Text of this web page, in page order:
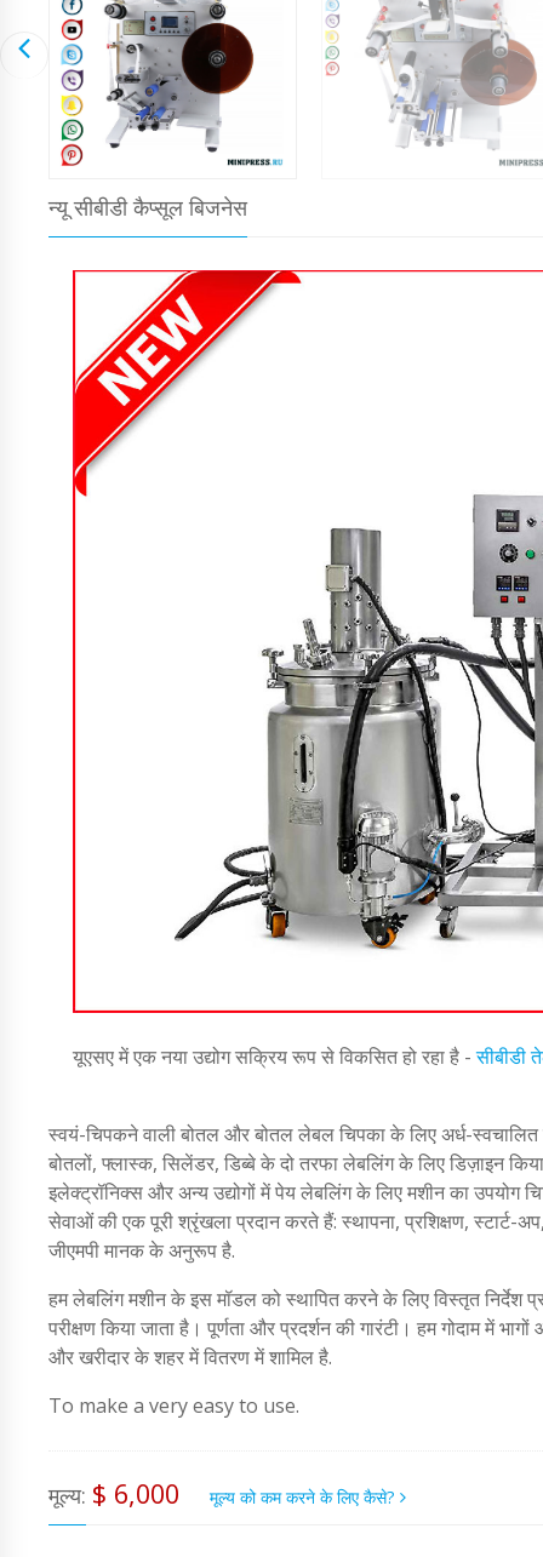
न्यू सीबीडी कैप्सूल बिजनेस
यूएसए में एक नया उद्योग सक्रिय रूप से विकसित हो रहा है -सीबीडी
स्वयं-चिपकने वाली बोतल और बोतल लेबल चिपका के लिए अर्ध-
बोतलों, फ्लास्क, सिलेंडर, डिब्बे के दो तरफा लेबलिंग के लिए डिज़ाइन
इलेक्ट्रॉनिक्स और अन्य उद्योगों में पेय लेबलिंग के लिए मशीन का उपयोग
सेवाओं की एक पूरी श्रृंखला प्रदान करते हैं: स्थापना, प्रशिक्षण,
जीएमपी मानक के अनुरूप है.
हम लेबलिंग मशीन के इस मॉडल को स्थापित करने के लिए विस्तृत निर्देश
परीक्षण किया जाता है। पूर्णता और प्रदर्शन की गारंटी। हम गोदाम में
और खरीदार के शहर में वितरण में शामिल है.
To make a very easy to use.
मूल्य: $ 6,000 मूल्य को कम करने के लिए कैसे?